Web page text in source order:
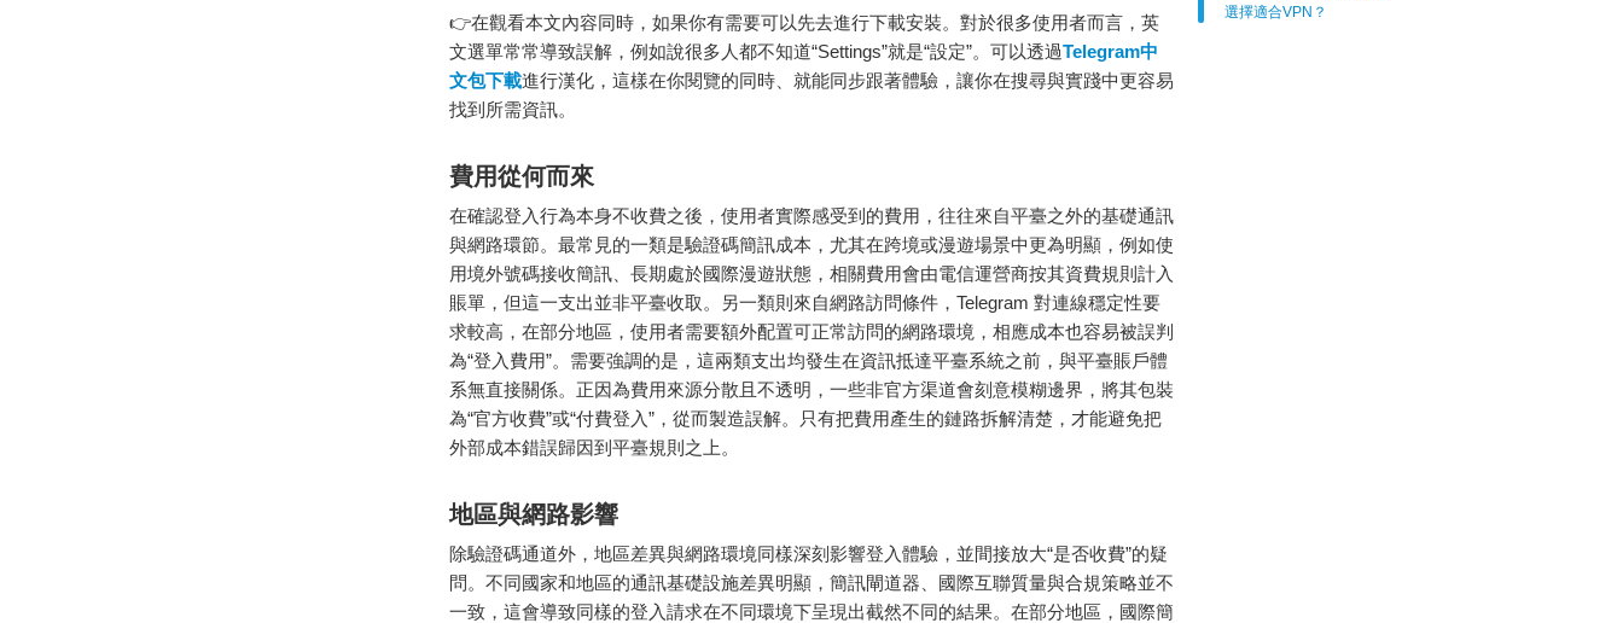
選擇適合VPN？
👉在觀看本文內容同時，如果你有需要可以先去進行下載安裝。對於很多使用者而言，英
文選單常常導致誤解，例如說很多人都不知道“Settings”就是“設定”。可以透過Telegram中
文包下載進行漢化，這樣在你閱覽的同時、就能同步跟著體驗，讓你在搜尋與實踐中更容易
找到所需資訊。
費用從何而來
在確認登入行為本身不收費之後，使用者實際感受到的費用，往往來自平臺之外的基礎通訊
與網路環節。最常見的一類是驗證碼簡訊成本，尤其在跨境或漫遊場景中更為明顯，例如使
用境外號碼接收簡訊、長期處於國際漫遊狀態，相關費用會由電信運營商按其資費規則計入
賬單，但這一支出並非平臺收取。另一類則來自網路訪問條件，Telegram 對連線穩定性要
求較高，在部分地區，使用者需要額外配置可正常訪問的網路環境，相應成本也容易被誤判
為“登入費用”。需要強調的是，這兩類支出均發生在資訊抵達平臺系統之前，與平臺賬戶體
系無直接關係。正因為費用來源分散且不透明，一些非官方渠道會刻意模糊邊界，將其包裝
為“官方收費”或“付費登入”，從而製造誤解。只有把費用產生的鏈路拆解清楚，才能避免把
外部成本錯誤歸因到平臺規則之上。
地區與網路影響
除驗證碼通道外，地區差異與網路環境同樣深刻影響登入體驗，並間接放大“是否收費”的疑
問。不同國家和地區的通訊基礎設施差異明顯，簡訊閘道器、國際互聯質量與合規策略並不
一致，這會導致同樣的登入請求在不同環境下呈現出截然不同的結果。在部分地區，國際簡